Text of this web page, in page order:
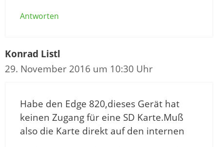
Antworten
Konrad Listl
29. November 2016 um 10:30 Uhr
Habe den Edge 820,dieses Gerät hat
keinen Zugang für eine SD Karte.Muß
also die Karte direkt auf den internen